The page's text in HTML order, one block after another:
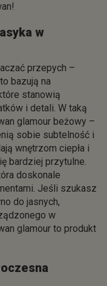
w
przepych –
bazują na
stanowią
i detali. W taką
glamour beżowy –
sobie subtelność i
wnętrzom ciepła i
bardziej przytulne.
doskonale
Jeśli szukasz
do jasnych,
w
glamour to produkt